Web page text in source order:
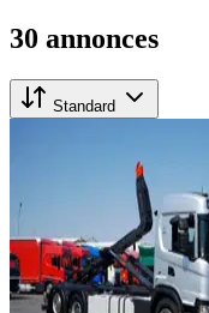
30 annonces
Standard